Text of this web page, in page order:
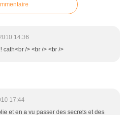
14:36
cath<br /> <br /> <br />
17:44
et en a vu passer des secrets et des